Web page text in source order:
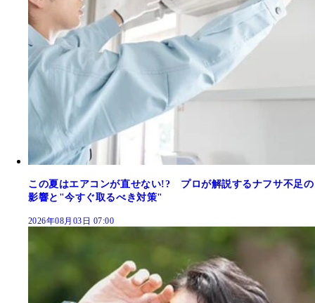
この夏はエアコンが直せない!? プロが解説するナフサ不足の
影響と"今すぐ取るべき対策"
2026年08月03日 07:00